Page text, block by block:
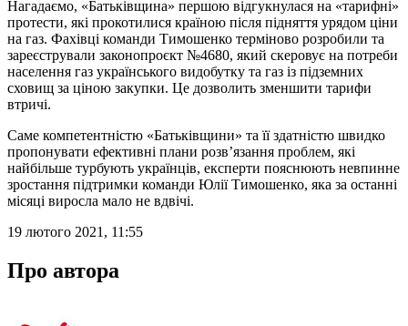
Нагадаємо, «Батьківщина» першою відгукнулася на «тарифні»
протести, які прокотилися країною після підняття урядом ціни
на газ. Фахівці команди Тимошенко терміново розробили та
зареєстрували законопроєкт №4680, який скеровує на потреби
населення газ українського видобутку та газ із підземних
сховищ за ціною закупки. Це дозволить зменшити тарифи
втричі.
Саме компетентністю «Батьківщини» та її здатністю швидко
пропонувати ефективні плани розв’язання проблем, які
найбільше турбують українців, експерти пояснюють невпинне
зростання підтримки команди Юлії Тимошенко, яка за останні
місяці виросла мало не вдвічі.
19 лютого 2021, 11:55
Про автора